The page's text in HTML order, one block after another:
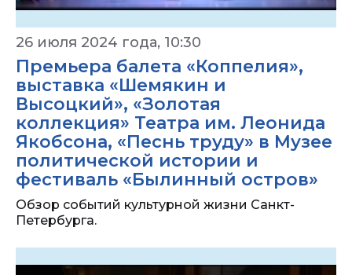
26 июля 2024 года, 10:30
Премьера балета «Коппелия»,
выставка «Шемякин и
Высоцкий», «Золотая
коллекция» Театра им. Леонида
Якобсона, «Песнь труду» в Музее
политической истории и
фестиваль «Былинный остров»
Обзор событий культурной жизни Санкт-
Петербурга.